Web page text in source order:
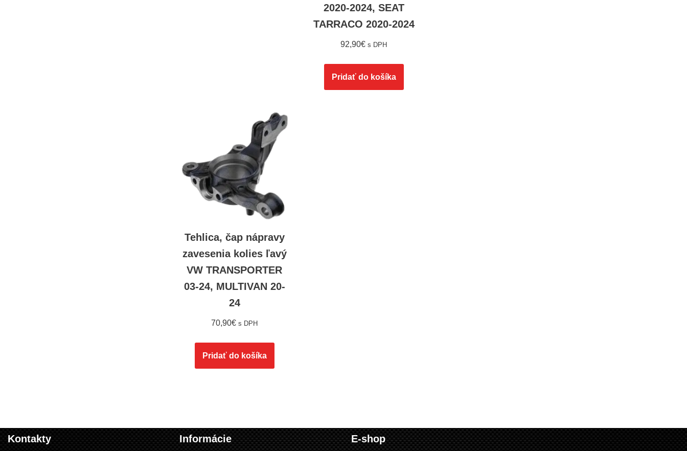
2020-2024, SEAT
TARRACO 2020-2024
92,90€ s DPH
Pridať do košíka
Tehlica, čap nápravy
zavesenia kolies ľavý
VW TRANSPORTER
03-24, MULTIVAN 20-
24
70,90€ s DPH
Pridať do košíka
Kontakty Informácie E-shop